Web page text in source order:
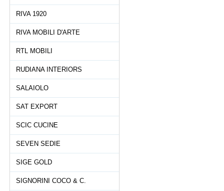
RIVA 1920
RIVA MOBILI D'ARTE
RTL MOBILI
RUDIANA INTERIORS
SALAIOLO
SAT EXPORT
SCIC CUCINE
SEVEN SEDIE
SIGE GOLD
SIGNORINI COCO & C.